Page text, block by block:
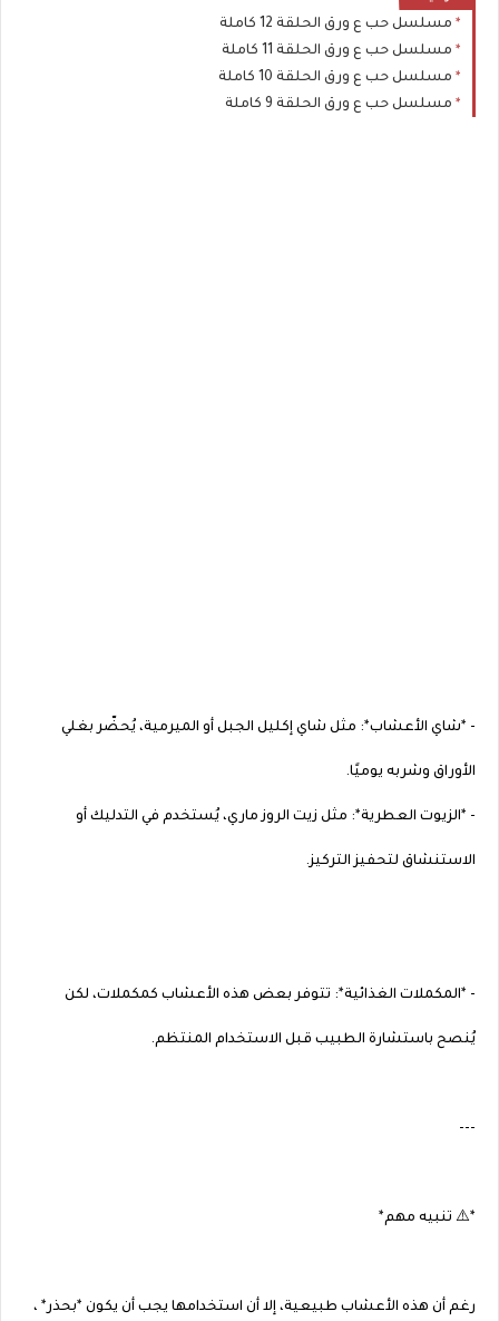
مسلسل حب ع ورق الحلقة 12 كاملة
مسلسل حب ع ورق الحلقة 11 كاملة
مسلسل حب ع ورق الحلقة 10 كاملة
مسلسل حب ع ورق الحلقة 9 كاملة
- *شاي الأعشاب*: مثل شاي إكليل الجبل أو الميرمية، يُحضّر بغلي
الأوراق وشربه يوميًا.
- *الزيوت العطرية*: مثل زيت الروز ماري، يُستخدم في التدليك أو
الاستنشاق لتحفيز التركيز.
- *المكملات الغذائية*: تتوفر بعض هذه الأعشاب كمكملات، لكن
يُنصح باستشارة الطبيب قبل الاستخدام المنتظم.
---
*⚠️ تنبيه مهم*
رغم أن هذه الأعشاب طبيعية، إلا أن استخدامها يجب أن يكون *بحذر* ،